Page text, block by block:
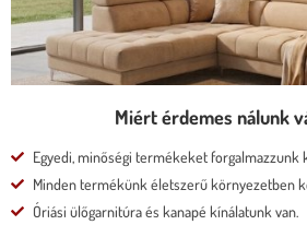
Megnézem
Miért érdemes nálunk
Egyedi, minőségi termékeket forgalmazzunk
Minden termékünk életszerű környezetben
Óriási ülőgarnitúra és kanapé kínálatunk van.